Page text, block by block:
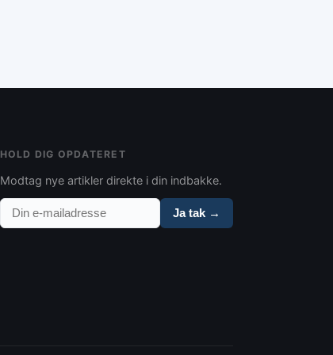
HOLD DIG OPDATERET
Modtag nye artikler direkte i din indbakke.
Ja tak →